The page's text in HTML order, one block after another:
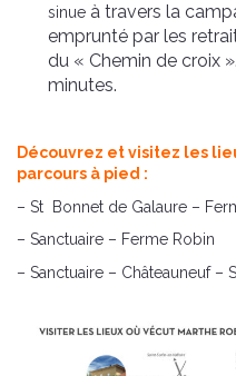
sinue à travers la
emprunté par les
du « Chemin de croix
minutes.
Découvrez et visitez les
parcours à pied :
– St Bonnet de Galaure –
– Sanctuaire – Ferme Robin
– Sanctuaire – Châteauneuf –